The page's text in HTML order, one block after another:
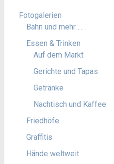
Fotogalerien
Bahn und mehr . . .
Essen & Trinken
Auf dem Markt
Gerichte und Tapas
Getränke
Nachtisch und Kaffee
Friedhöfe
Graffitis
Hände weltweit